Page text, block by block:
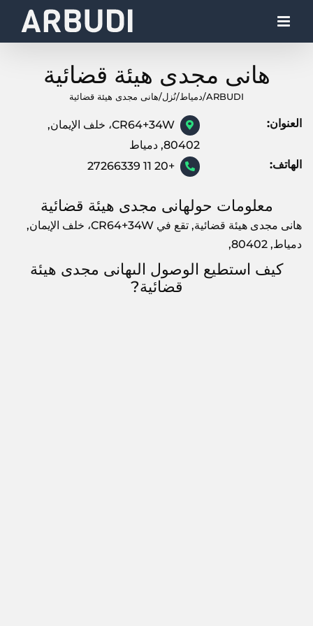
هانى مجدى هيئة قضائية
ARBUDI
/دمياط/نُزل/هانى مجدى هيئة قضائية
العنوان:
CR64+34W، خلف الإيمان,
80402, دمياط
الهاتف:
+20 11 27266339
معلومات حولهانى مجدى هيئة قضائية
هانى مجدى هيئة قضائية, تقع في CR64+34W، خلف الإيمان,
دمياط, 80402,
كيف استطيع الوصول الىهانى مجدى هيئة
قضائية?